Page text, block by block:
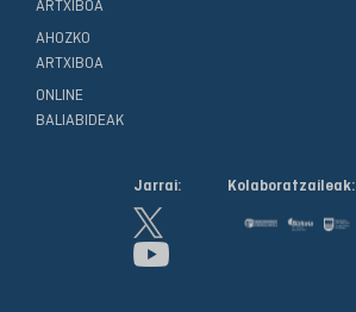
ARTXIBOA
AHOZKO
ARTXIBOA
ONLINE
BALIABIDEAK
Jarrai: Kolaboratzaileak: